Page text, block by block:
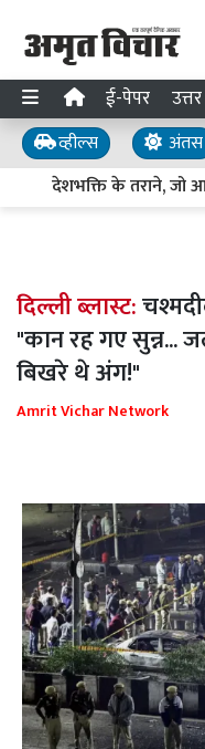
ई-पेपर
व्हील्स अंतस
देशभक्ति के तराने, जो
दिल्ली ब्लास्ट:
"कान रह गए सुन्न...
बिखरे थे अंग!"
Amrit Vichar Network